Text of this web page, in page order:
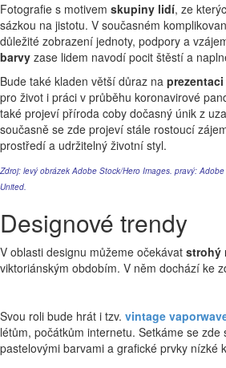
Fotografie s motivem skupiny lidí, ze
sázkou na jistotu. V současném
důležité zobrazení jednoty, podpory a
barvy zase lidem navodí pocit štěstí a
Bude také kladen větší důraz na
pro život i práci v průběhu koronavirové
také projeví příroda coby dočasný únik z
současně se zde projeví stále rostoucí
prostředí a udržitelný životní styl.
Zdroj: levý obrázekAdobe Stock/Hero Images. pravý:Adobe
United.
Designové trendy
V oblasti designu můžeme očekávat strohý
viktoriánským obdobím. V něm dochází ke
Svou roli bude hrát i tzv. vintage
létům, počátkům internetu. Setkáme se
pastelovými barvami a grafické prvky nízké